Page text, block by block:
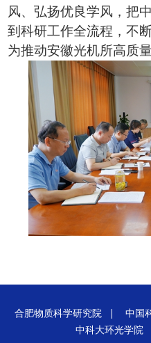
风、弘扬优良学风，把
到科研工作全流程，不
为推动安徽光机所高质
合肥物质科学研究院 中国
中科大环光学院